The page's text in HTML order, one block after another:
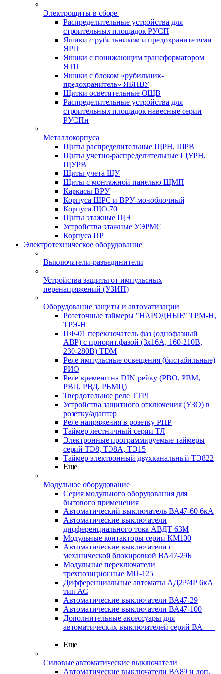
Электрощиты в сборе
Распределительные устройства для
строительных площадок РУСП
Ящики с рубильником и предохранителями
ЯРП
Ящики с понижающим трансформатором
ЯТП
Ящики с блоком «рубильник-
предохранитель» ЯБПВУ
Щитки осветительные ОЩВ
Распределительные устройства для
строительных площадок навесные серии
РУСПн
Металлокорпуса
Щиты распределительные ЩРН, ЩРВ
Щиты учетно-распределительные ЩУРН,
ЩУРВ
Щиты учета ЩУ
Щиты с монтажной панелью ЩМП
Каркасы ВРУ
Корпуса ШРС и ВРУ-моноблочный
Корпуса ЩО-70
Щиты этажные ЩЭ
Устройства этажные УЭРМС
Корпуса ПР
Электротехническое оборудование
Выключатели-разъединители
Устройства защиты от импульсных
перенапряжений (УЗИП)
Оборудование защиты и автоматизации
Розеточные таймеры "НАРОДНЫЕ" ТРМ-Н,
ТРЭ-Н
ПФ-01 переключатель фаз (однофазный
АВР) с приорит.фазой (3х16А, 160-210В,
230-280В) TDM
Реле импульсные освещения (бистабильные)
РИО
Реле времени на DIN-рейку (РВО, РВМ,
РВЦ, РВД, РВМЦ)
Твердотельное реле ТТР1
Устройства защитного отключения (УЗО) в
розетку/адаптер
Реле напряжения в розетку РНР
Таймер лестничный серии ТЛ
Электронные программируемые таймеры
серий ТЭ8, ТЭ8А, ТЭ15
Таймер электронный двухканальный ТЭ822
Еще
Модульное оборудование
Серия модульного оборудования для
бытового применения
Автоматический выключатель ВА47-60 6кА
Автоматические выключатели
дифференциального тока АВДТ 63М
Модульные контакторы серии КМ100
Автоматические выключатели с
механической блокировкой ВА47-29Б
Модульные переключатели
трехпозиционные МП-125
Дифференциальные автоматы АД2Р/4Р 6кА
тип АС
Автоматические выключатели ВА47-29
Автоматические выключатели ВА47-100
Дополнительные аксессуары для
автоматических выключателей серий ВА
Еще
Силовые автоматические выключатели
Автоматические выключатели ВА89 и доп.